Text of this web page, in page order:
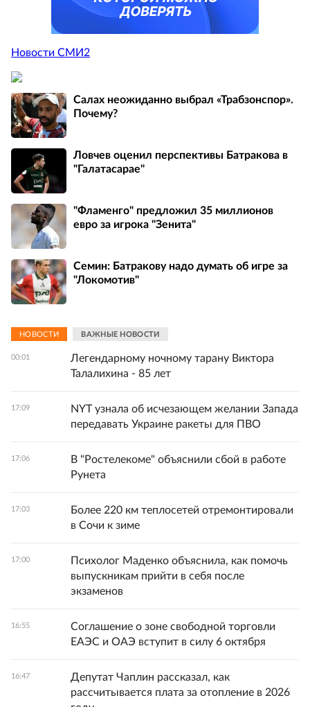
Новости СМИ2
Салах неожиданно выбрал «Трабзонспор».
Почему?
Ловчев оценил перспективы Батракова в
"Галатасарае"
"Фламенго" предложил 35 миллионов
евро за игрока "Зенита"
Семин: Батракову надо думать об игре за
"Локомотив"
НОВОСТИ ВАЖНЫЕ НОВОСТИ
00:01
Легендарному ночному тарану Виктора
Талалихина - 85 лет
17:09
NYT узнала об исчезающем желании Запада
передавать Украине ракеты для ПВО
17:06
В "Ростелекоме" объяснили сбой в работе
Рунета
17:03
Более 220 км теплосетей отремонтировали
в Сочи к зиме
17:00
Психолог Маденко объяснила, как помочь
выпускникам прийти в себя после
экзаменов
16:55
Соглашение о зоне свободной торговли
ЕАЭС и ОАЭ вступит в силу 6 октября
16:47
Депутат Чаплин рассказал, как
рассчитывается плата за отопление в 2026